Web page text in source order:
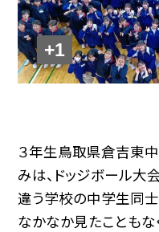
+1
３年生鳥取県倉吉東
みは、ドッジボール大会
違う学校の中学生同
なかなか見たこともな